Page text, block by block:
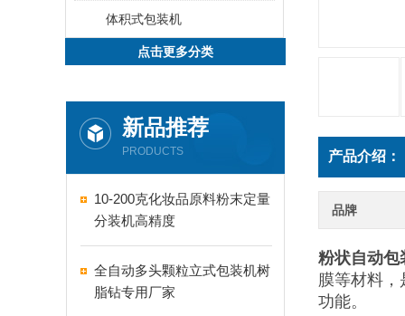
体积式包装机
点击更多分类
新品推荐
PRODUCTS
10-200克化妆品原料粉末定量
分装机高精度
全自动多头颗粒立式包装机树
脂钻专用厂家
产品介绍：
品牌
粉状自动包
膜等材料
功能。